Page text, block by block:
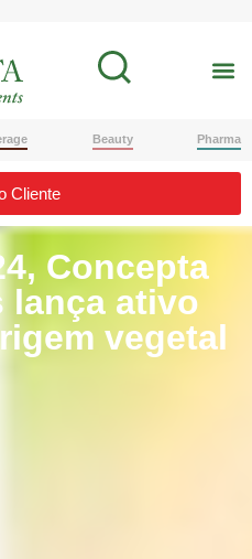
Beauty Pharma
Cliente
Concepta
lança ativo
vegetal